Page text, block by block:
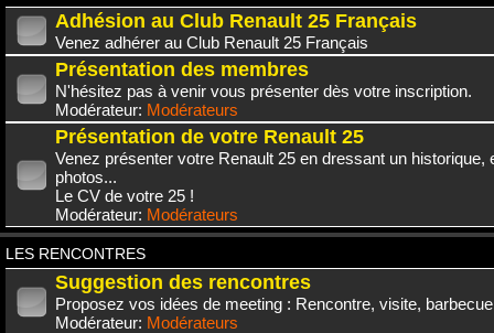
Adhésion au Club Renault 25 Français
Venez adhérer au Club Renault 25 Français
Présentation des membres
N'hésitez pas à venir vous présenter dès votre inscription.
Modérateur: Modérateurs
Présentation de votre Renault 25
Venez présenter votre Renault 25 en dressant un historique,
photos...
Le CV de votre 25 !
Modérateur: Modérateurs
LES RENCONTRES
Suggestion des rencontres
Proposez vos idées de meeting : Rencontre, visite,
Modérateur: Modérateurs